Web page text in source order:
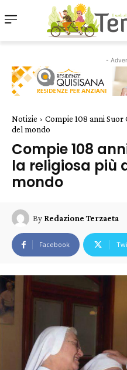
-
Notizie
Compie 108 anni Suor
del mondo
Compie 108
la religiosa più
mondo
By Redazione Terzaeta
Facebook